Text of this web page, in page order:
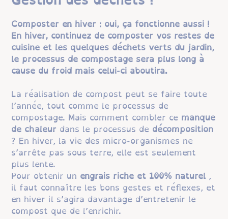
Composter en hiver : oui, ça fonctionne aussi !
En hiver, continuez de composter vos restes de
cuisine et les quelques déchets verts du jardin,
le processus de compostage sera plus long à
cause du froid mais celui-ci aboutira.
La réalisation de compost peut se faire toute
l’année, tout comme le processus de
compostage. Mais comment combler ce manque
de chaleur dans le processus de décomposition
? En hiver, la vie des micro-organismes ne
s’arrête pas sous terre, elle est seulement
plus lente.
Pour obtenir un engrais riche et 100% naturel ,
il faut connaître les bons gestes et réflexes, et
en hiver il s’agira davantage d’entretenir le
compost que de l’enrichir.